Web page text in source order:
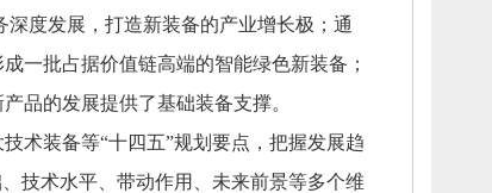
度发展， 打造新装备的产业增长极； 通
成一批占据价值链高端的智能绿色新装备；
产品的发展提供了基础装备支撑。
术装备等“十四五”规划要点， 把握发展趋
技术水平、 带动作用、 未来前景等多个维